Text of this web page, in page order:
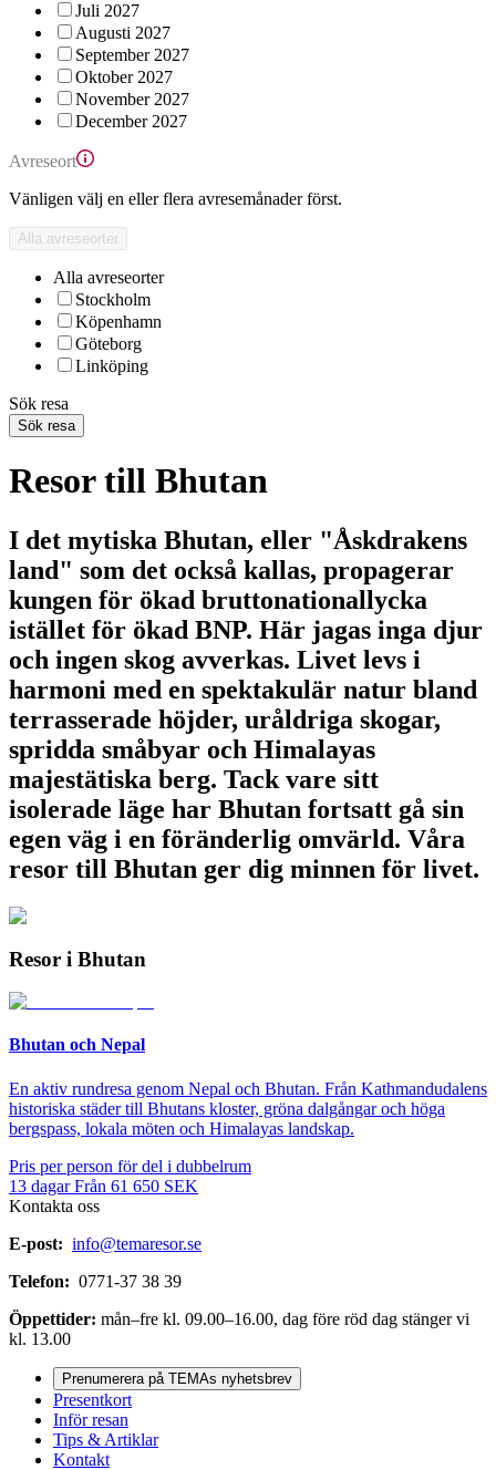
Juli 2027
Augusti 2027
September 2027
Oktober 2027
November 2027
December 2027
Avreseort
Vänligen välj en eller flera avresemånader först.
Alla avreseorter
Alla avreseorter
Stockholm
Köpenhamn
Göteborg
Linköping
Sök resa
Sök resa
Resor till Bhutan
I det mytiska Bhutan, eller "Åskdrakens
land" som det också kallas, propagerar
kungen för ökad bruttonationallycka
istället för ökad BNP. Här jagas inga djur
och ingen skog avverkas. Livet levs i
harmoni med en spektakulär natur bland
terrasserade höjder, uråldriga skogar,
spridda småbyar och Himalayas
majestätiska berg. Tack vare sitt
isolerade läge har Bhutan fortsatt gå sin
egen väg i en föränderlig omvärld. Våra
resor till Bhutan ger dig minnen för livet.
Resor i Bhutan
Bhutan och Nepal
En aktiv rundresa genom Nepal och Bhutan. Från Kathmandudalens
historiska städer till Bhutans kloster, gröna dalgångar och höga
bergspass, lokala möten och Himalayas landskap.
Pris per person för del i dubbelrum
13 dagar Från 61 650 SEK
Kontakta oss
E-post: info@temaresor.se
Telefon: 0771-37 38 39
Öppettider: mån–fre kl. 09.00–16.00, dag före röd dag stänger vi
kl. 13.00
Prenumerera på TEMAs nyhetsbrev
Presentkort
Inför resan
Tips & Artiklar
Kontakt